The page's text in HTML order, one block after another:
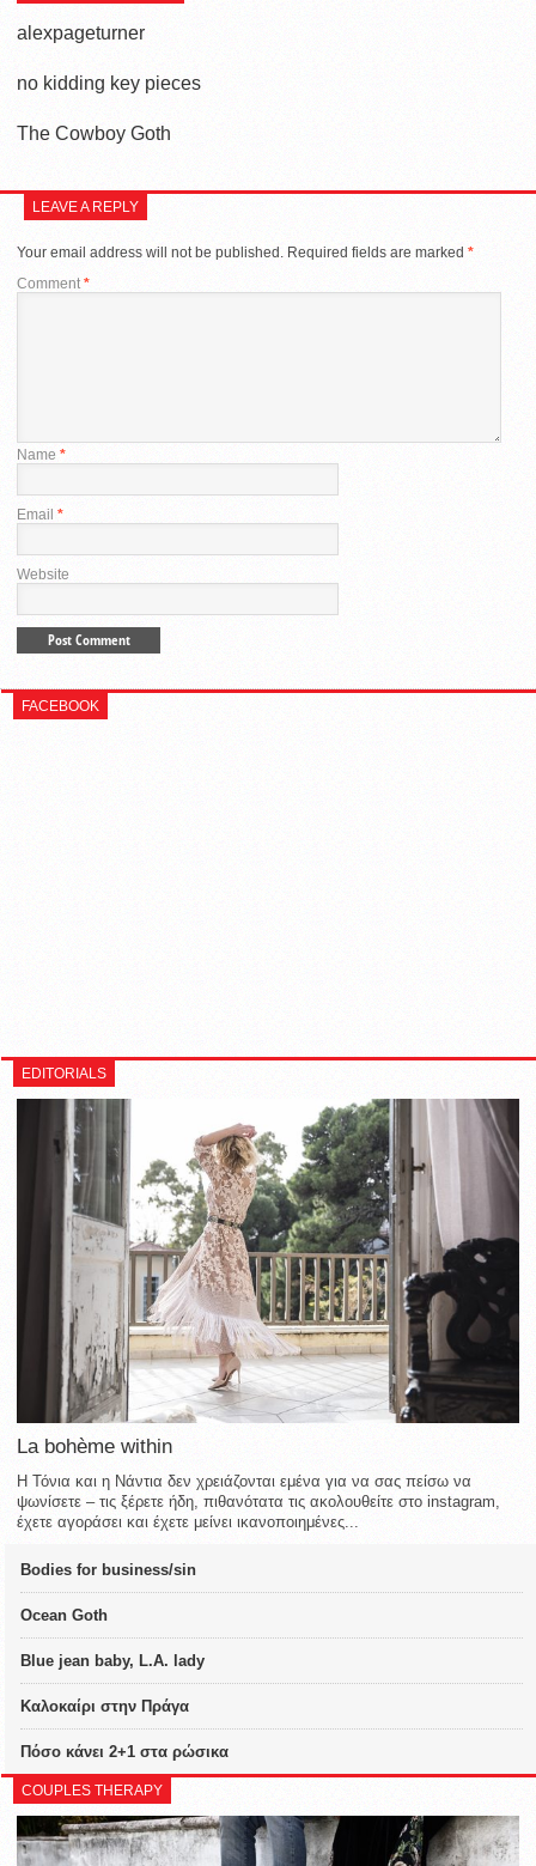
alexpageturner
no kidding key pieces
The Cowboy Goth
LEAVE A REPLY
Your email address will not be published. Required fields are marked *
Comment *
Name *
Email *
Website
FACEBOOK
EDITORIALS
La bohème within
Η Τόνια και η Νάντια δεν χρειάζονται εμένα για να σας πείσω να
ψωνίσετε – τις ξέρετε ήδη, πιθανότατα τις ακολουθείτε στο instagram,
έχετε αγοράσει και έχετε μείνει ικανοποιημένες...
Bodies for business/sin
Ocean Goth
Blue jean baby, L.A. lady
Καλοκαίρι στην Πράγα
Πόσο κάνει 2+1 στα ρώσικα
COUPLES THERAPY